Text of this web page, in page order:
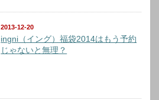
2013-12-20
ingni（イング）福袋2014はもう予約
じゃないと無理？